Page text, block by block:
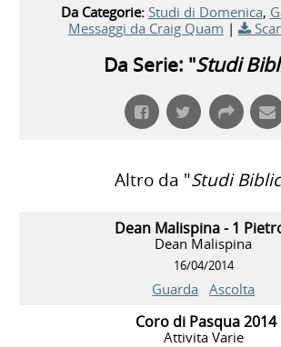
Da Categorie: Studi di Domenica,
Messaggi da Craig Quam |
Da Serie: "Studi
Altro da "Studi
Dean Malispina - 1
Dean Malispina
16/04/2014
Guarda Ascolta
Coro di Pasqua 2014
Attivita Varie